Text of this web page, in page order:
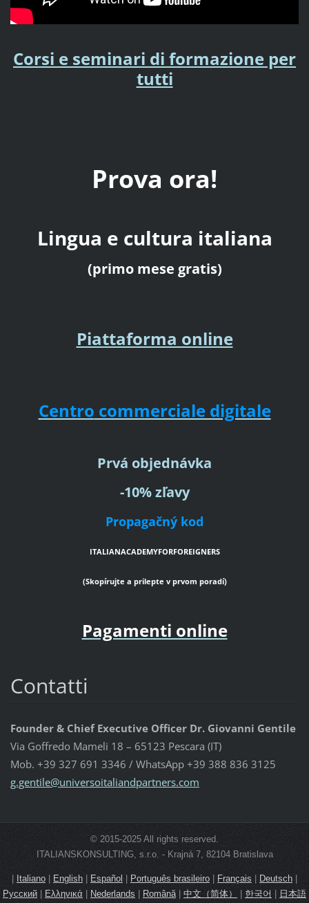
Corsi e seminari di formazione per
tutti
Prova ora!
Lingua e cultura italiana
(primo mese gratis)
Piattaforma online
Centro commerciale digitale
Prvá objednávka
-10% zľavy
Propagačný kod
ITALIANACADEMYFORFOREIGNERS
(Skopírujte a prilepte v prvom poradí)
Pagamenti online
Contatti
Founder & Chief Executive Officer Dr. Giovanni Gentile
Via Goffredo Mameli 18 – 65123 Pescara (IT)
Mob. +39 327 691 3346 / WhatsApp +39 388 836 3125
g.gentile@universoitaliandpartners.com
© 2015-2025 All rights reserved.
ITALIANSKONSULTING, s.r.o. - Krajná 7, 82104 Bratislava
| Italiano | English | Español| Português brasileiro | Français | Deutsch |
Русский | Ελληνικά | Nederlands | Română | 中文（简体） | 한국어 | 日本語